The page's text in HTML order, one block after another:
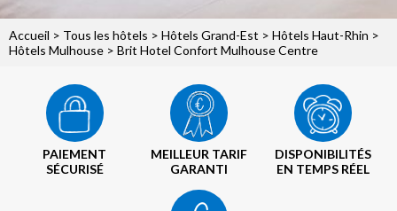
Accueil > Tous les hôtels > Hôtels Grand-Est > Hôtels Haut-Rhin >
Hôtels Mulhouse > Brit Hotel Confort Mulhouse Centre
PAIEMENT
SÉCURISÉ
MEILLEUR TARIF
GARANTI
DISPONIBILITÉS
EN TEMPS RÉEL